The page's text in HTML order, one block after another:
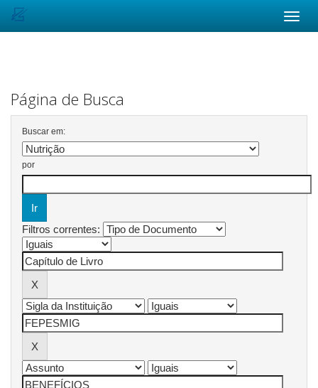
Página de Busca
Buscar em:
por
Filtros correntes: